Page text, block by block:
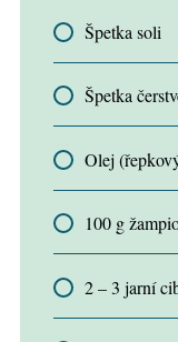
Špetka soli
Špetka
Olej
100 g
2 – 3 jarní